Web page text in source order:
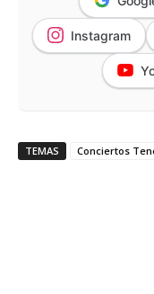
Instagram
TEMAS Conciertos